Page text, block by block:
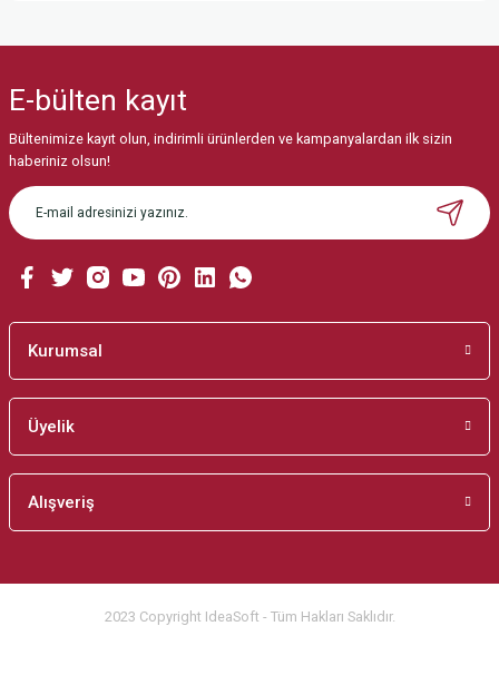
Görüş ve önerileriniz için teşekkür ederiz.
Ürün resmi kalitesiz, bozuk veya görüntülenemiyor.
Ürün açıklamasında eksik bilgiler bulunuyor.
Ürün bilgilerinde hatalar bulunuyor.
Bu ürüne benzer farklı alternatifler olmalı.
E-bülten kayıt
Bültenimize kayıt olun, indirimli ürünlerden ve kampanyalardan ilk sizin
haberiniz olsun!
Kurumsal
Üyelik
Alışveriş
2023 Copyright IdeaSoft - Tüm Hakları Saklıdır.